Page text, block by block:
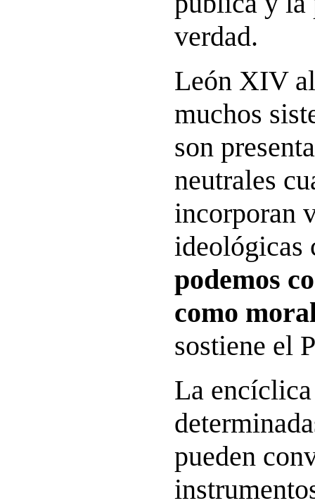
verdad.
León XIV
muchos
son
neutrales
incorporan
ideológicas
podemos
como
sostiene el
La
pueden